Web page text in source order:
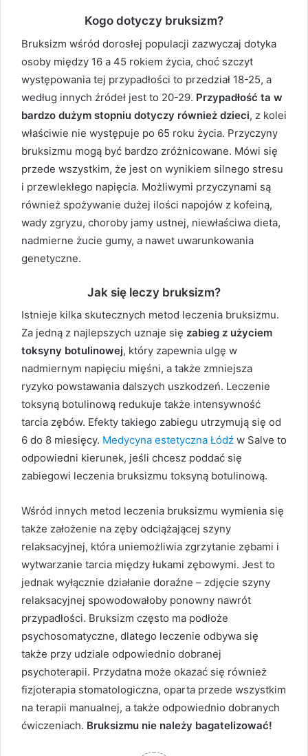
Kogo dotyczy bruksizm?
Bruksizm wśród dorosłej populacji zazwyczaj dotyka
osoby między 16 a 45 rokiem życia, choć szczyt
występowania tej przypadłości to przedział 18-25, a
według innych źródeł jest to 20-29. Przypadłość ta w
bardzo dużym stopniu dotyczy również dzieci, z kolei
właściwie nie występuje po 65 roku życia. Przyczyny
bruksizmu mogą być bardzo zróżnicowane. Mówi się
przede wszystkim, że jest on wynikiem silnego stresu
i przewlekłego napięcia. Możliwymi przyczynami są
również spożywanie dużej ilości napojów z kofeiną,
wady zgryzu, choroby jamy ustnej, niewłaściwa dieta,
nadmierne żucie gumy, a nawet uwarunkowania
genetyczne.
Jak się leczy bruksizm?
Istnieje kilka skutecznych metod leczenia bruksizmu.
Za jedną z najlepszych uznaje się zabieg z użyciem
toksyny botulinowej, który zapewnia ulgę w
nadmiernym napięciu mięśni, a także zmniejsza
ryzyko powstawania dalszych uszkodzeń. Leczenie
toksyną botulinową redukuje także intensywność
tarcia zębów. Efekty takiego zabiegu utrzymują się od
6 do 8 miesięcy. Medycyna estetyczna Łódź w Salve to
odpowiedni kierunek, jeśli chcesz poddać się
zabiegowi leczenia bruksizmu toksyną botulinową.
Wśród innych metod leczenia bruksizmu wymienia się
także założenie na zęby odciążającej szyny
relaksacyjnej, która uniemożliwia zgrzytanie zębami i
wytwarzanie tarcia między łukami zębowymi. Jest to
jednak wyłącznie działanie doraźne – zdjęcie szyny
relaksacyjnej spowodowałoby ponowny nawrót
przypadłości. Bruksizm często ma podłoże
psychosomatyczne, dlatego leczenie odbywa się
także przy udziale odpowiednio dobranej
psychoterapii. Przydatna może okazać się również
fizjoterapia stomatologiczna, oparta przede wszystkim
na terapii manualnej, a także odpowiednio dobranych
ćwiczeniach. Bruksizmu nie należy bagatelizować!